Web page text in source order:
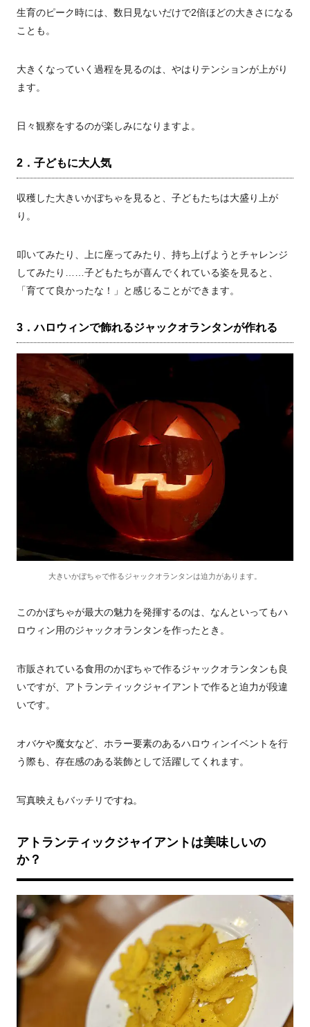
生育のピーク時には、数日見ないだけで2倍ほどの大きさになる
ことも。
大きくなっていく過程を見るのは、やはりテンションが上がり
ます。
日々観察をするのが楽しみになりますよ。
2．子どもに大人気
収穫した大きいかぼちゃを見ると、子どもたちは大盛り上が
り。
叩いてみたり、上に座ってみたり、持ち上げようとチャレンジ
してみたり……子どもたちが喜んでくれている姿を見ると、
「育てて良かったな！」と感じることができます。
3．ハロウィンで飾れるジャックオランタンが作れる
大きいかぼちゃで作るジャックオランタンは迫力があります。
このかぼちゃが最大の魅力を発揮するのは、なんといってもハ
ロウィン用のジャックオランタンを作ったとき。
市販されている食用のかぼちゃで作るジャックオランタンも良
いですが、アトランティックジャイアントで作ると迫力が段違
いです。
オバケや魔女など、ホラー要素のあるハロウィンイベントを行
う際も、存在感のある装飾として活躍してくれます。
写真映えもバッチリですね。
アトランティックジャイアントは美味しいの
か？